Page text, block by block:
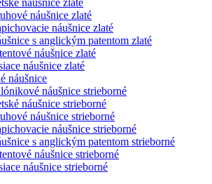
náušnice zlaté
náušnice zlaté
náušnice zlaté
s anglickým patentom zlaté
náušnice zlaté
náušnice zlaté
náušnice
náušnice strieborné
náušnice strieborné
náušnice strieborné
náušnice strieborné
s anglickým patentom strieborné
náušnice strieborné
náušnice strieborné